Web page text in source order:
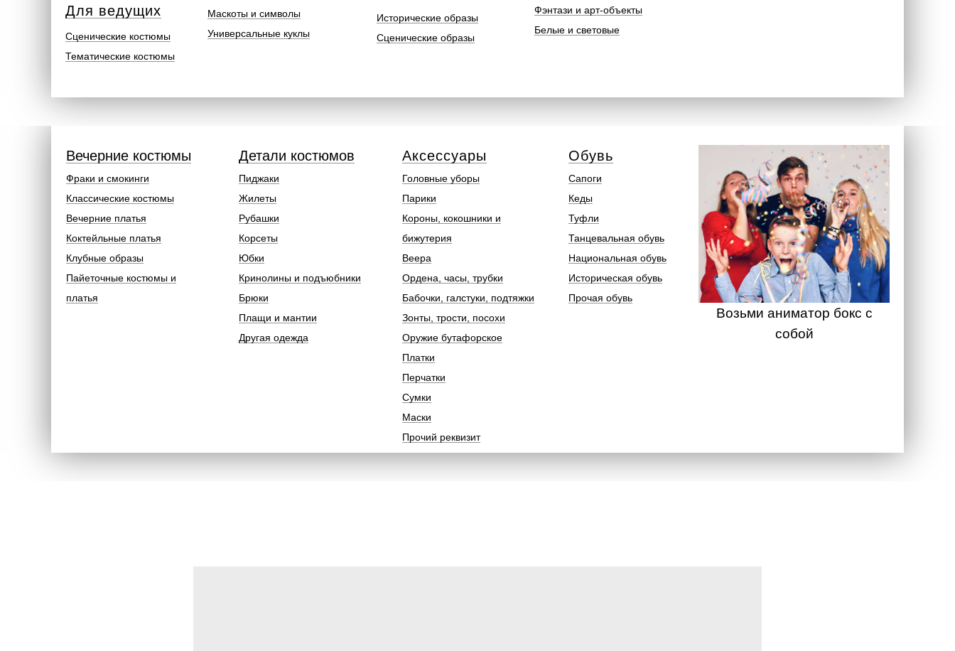
Маскоты и символы
Универсальные куклы
Фэнтази и арт-объекты
Белые и световые
Исторические образы
Сценические образы
Сценические костюмы
Тематические костюмы
Для ведущих
Фраки и смокинги
Классические костюмы
Вечерние платья
Коктейльные платья
Клубные образы
Пайеточные костюмы и
платья
Пиджаки
Жилеты
Рубашки
Корсеты
Юбки
Кринолины и подъюбники
Брюки
Плащи и мантии
Другая одежда
Вечерние костюмы Детали костюмов Аксессуары
Головные уборы
Парики
Короны, кокошники и
бижутерия
Веера
Ордена, часы, трубки
Бабочки, галстуки, подтяжки
Зонты, трости, посохи
Оружие бутафорское
Платки
Перчатки
Сумки
Маски
Прочий реквизит
Обувь
Сапоги
Кеды
Туфли
Танцевальная обувь
Национальная обувь
Историческая обувь
Прочая обувь
Возьми аниматор бокс с
собой